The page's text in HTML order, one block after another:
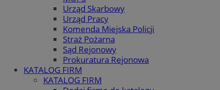
Urząd Skarbowy
Urząd Pracy
Komenda Miejska Policji
Straż Pożarna
Sąd Rejonowy
Prokuratura Rejonowa
KATALOG FIRM
KATALOG FIRM